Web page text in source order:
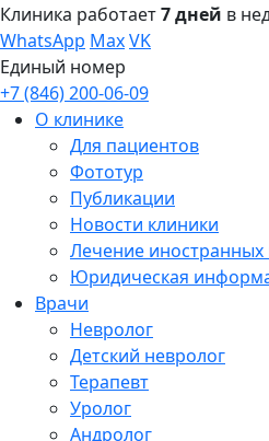
Клиника работает7 дней в
WhatsApp MaxVK
Единый номер
+7 (846) 200-06-09
О клинике
Для пациентов
Фототур
Публикации
Новости клиники
Лечение иностранных
Юридическая
Врачи
Невролог
Детский невролог
Терапевт
Уролог
Андролог